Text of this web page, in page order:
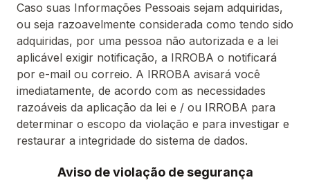
Caso suas Informações Pessoais sejam adquiridas,
ou seja razoavelmente considerada como tendo sido
adquiridas, por uma pessoa não autorizada e a lei
aplicável exigir notificação, a IRROBA o notificará
por e-mail ou correio. A IRROBA avisará você
imediatamente, de acordo com as necessidades
razoáveis da aplicação da lei e / ou IRROBA para
determinar o escopo da violação e para investigar e
restaurar a integridade do sistema de dados.
Aviso de violação de segurança